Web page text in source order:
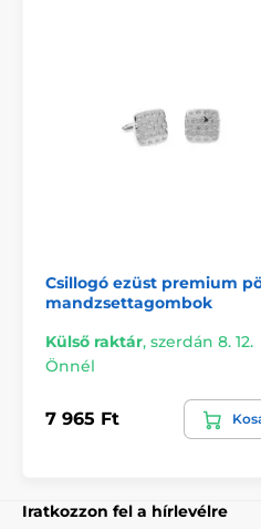
Csillogó ezüst premium
mandzsettagombok
Külső raktár, szerdán 8. 12.
Önnél
7 965 Ft
Iratkozzon fel a hírlevélre